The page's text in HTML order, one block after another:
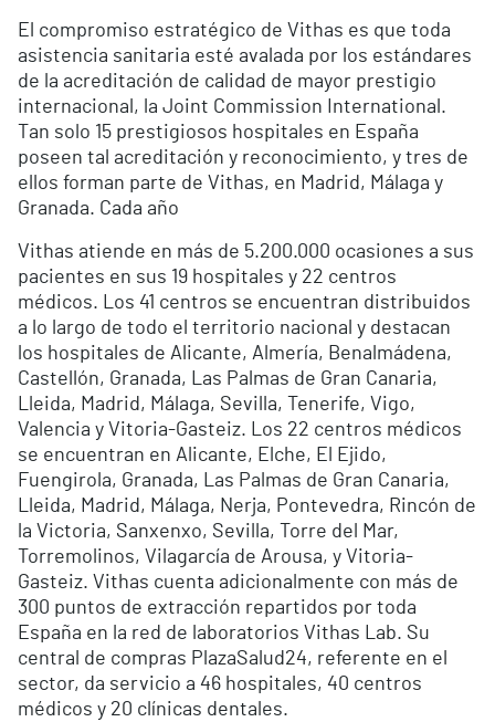
El compromiso estratégico de Vithas es que toda
asistencia sanitaria esté avalada por los estándares
de la acreditación de calidad de mayor prestigio
internacional, la Joint Commission International.
Tan solo 15 prestigiosos hospitales en España
poseen tal acreditación y reconocimiento, y tres de
ellos forman parte de Vithas, en Madrid, Málaga y
Granada. Cada año
Vithas atiende en más de 5.200.000 ocasiones a sus
pacientes en sus 19 hospitales y 22 centros
médicos. Los 41 centros se encuentran distribuidos
a lo largo de todo el territorio nacional y destacan
los hospitales de Alicante, Almería, Benalmádena,
Castellón, Granada, Las Palmas de Gran Canaria,
Lleida, Madrid, Málaga, Sevilla, Tenerife, Vigo,
Valencia y Vitoria-Gasteiz. Los 22 centros médicos
se encuentran en Alicante, Elche, El Ejido,
Fuengirola, Granada, Las Palmas de Gran Canaria,
Lleida, Madrid, Málaga, Nerja, Pontevedra, Rincón de
la Victoria, Sanxenxo, Sevilla, Torre del Mar,
Torremolinos, Vilagarcía de Arousa, y Vitoria-
Gasteiz. Vithas cuenta adicionalmente con más de
300 puntos de extracción repartidos por toda
España en la red de laboratorios Vithas Lab. Su
central de compras PlazaSalud24, referente en el
sector, da servicio a 46 hospitales, 40 centros
médicos y 20 clínicas dentales.